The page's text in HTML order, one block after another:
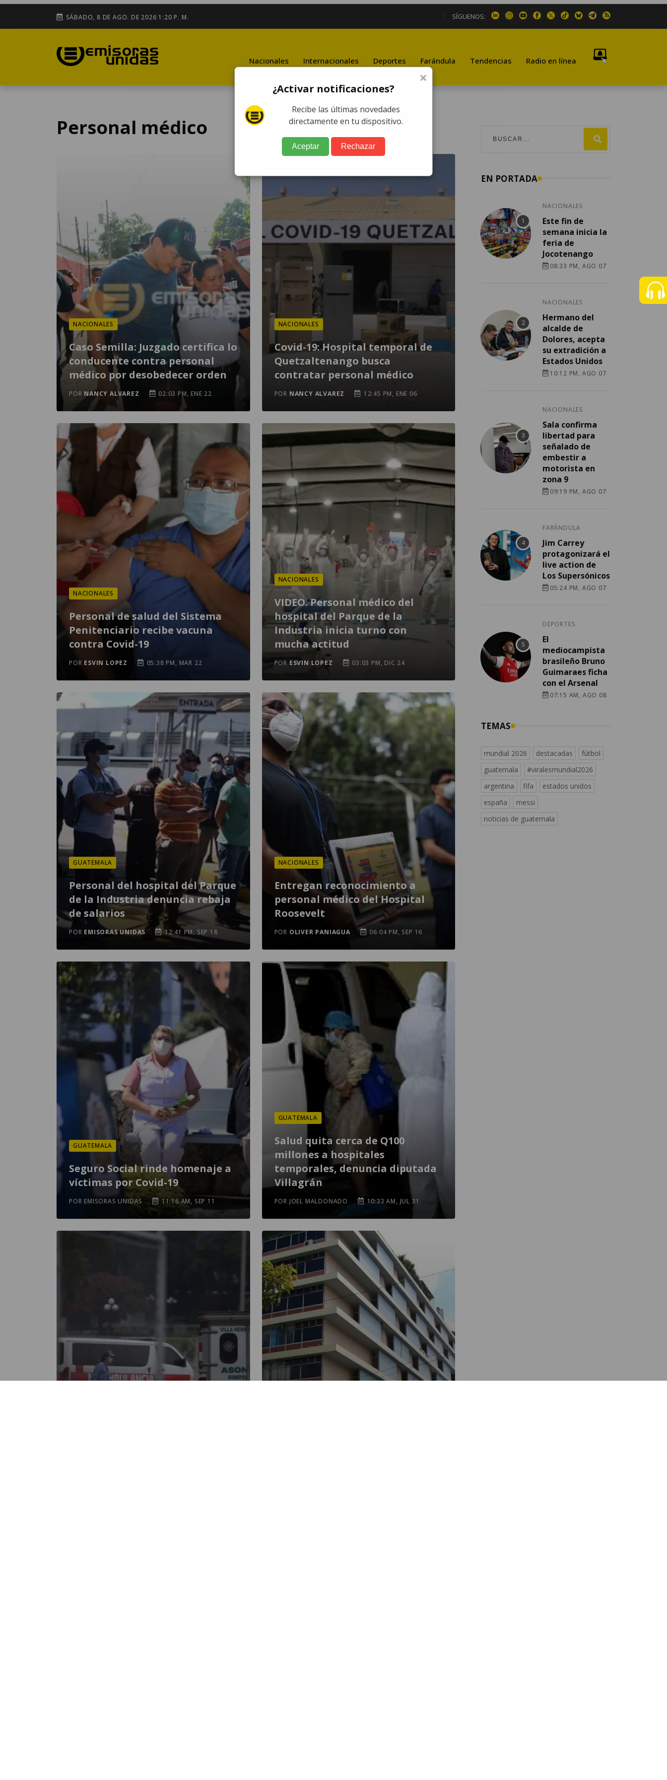
SÁBADO, 8 DE AGO. DE 2026 1:20 P. M. SÍGUENOS:
Nacionales Internacionales Deportes Farándula Tendencias Radio en línea
Personal médico
NACIONALES
Caso Semilla: Juzgado certifica lo
conducente contra personal
médico por desobedecer orden
POR NANCY ALVAREZ 02:03 PM, ENE 22
NACIONALES
Covid-19: Hospital temporal de
Quetzaltenango busca
contratar personal médico
POR NANCY ALVAREZ 12:45 PM, ENE 06
NACIONALES
Personal de salud del Sistema
Penitenciario recibe vacuna
contra Covid-19
POR ESVIN LOPEZ 05:38 PM, MAR 22
NACIONALES
VIDEO. Personal médico del
hospital del Parque de la
Industria inicia turno con
mucha actitud
POR ESVIN LOPEZ 03:03 PM, DIC 24
GUATEMALA
Personal del hospital del Parque
de la Industria denuncia rebaja
de salarios
POR EMISORAS UNIDAS 12:41 PM, SEP 18
NACIONALES
Entregan reconocimiento a
personal médico del Hospital
Roosevelt
POR OLIVER PANIAGUA 06:04 PM, SEP 16
GUATEMALA
Seguro Social rinde homenaje a
víctimas por Covid-19
POR EMISORAS UNIDAS 11:16 AM, SEP 11
GUATEMALA
Salud quita cerca de Q100
millones a hospitales
temporales, denuncia diputada
Villagrán
POR JOEL MALDONADO 10:33 AM, JUL 31
EN PORTADA
NACIONALES
Este fin de
semana inicia la
feria de
Jocotenango
08:33 PM, AGO 07
NACIONALES
Hermano del
alcalde de
Dolores, acepta
su extradición a
Estados Unidos
10:12 PM, AGO 07
NACIONALES
Sala confirma
libertad para
señalado de
embestir a
motorista en
zona 9
09:19 PM, AGO 07
FARÁNDULA
Jim Carrey
protagonizará el
live action de
Los Supersónicos
05:24 PM, AGO 07
DEPORTES
El
mediocampista
brasileño Bruno
Guimaraes ficha
con el Arsenal
07:15 AM, AGO 08
TEMAS
mundial 2026 destacadas
fútbol
guatemala
#viralesmundial2026
argentina
fifa
estados unidos
españa
messi
noticias de guatemala
×
¿Activar notificaciones?
Recibe las últimas novedades
directamente en tu dispositivo.
Aceptar Rechazar